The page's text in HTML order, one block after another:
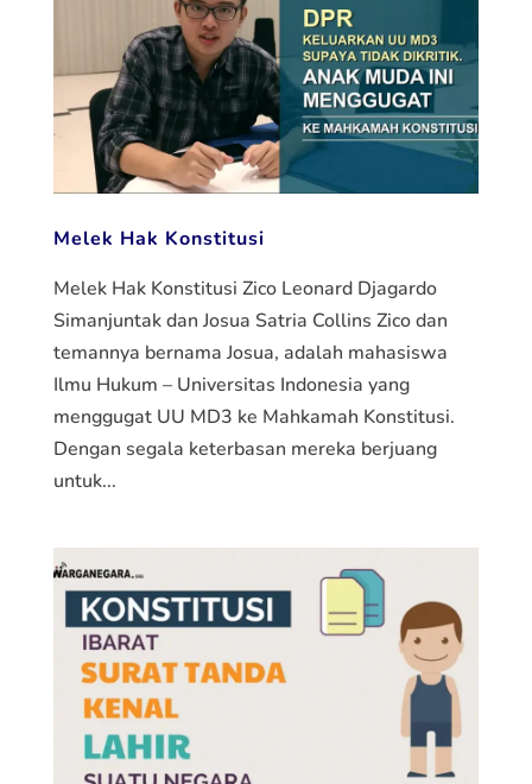
Melek Hak Konstitusi
Melek Hak Konstitusi Zico Leonard Djagardo
Simanjuntak dan Josua Satria Collins Zico dan
temannya bernama Josua, adalah mahasiswa
Ilmu Hukum – Universitas Indonesia yang
menggugat UU MD3 ke Mahkamah Konstitusi.
Dengan segala keterbasan mereka berjuang
untuk...